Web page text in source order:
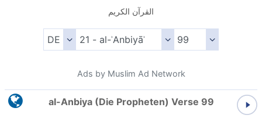
القرآن الكريم
Ads by Muslim Ad Network
al-Anbiya (Die Propheten) Verse 99